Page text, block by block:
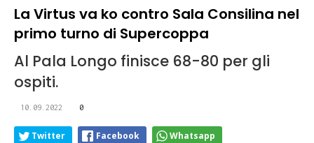
La Virtus va ko contro Sala Consilina nel
primo turno di Supercoppa
Al Pala Longo finisce 68-80 per gli
ospiti.
10.09.2022 0
Twitter Facebook Whatsapp